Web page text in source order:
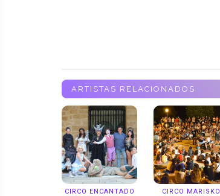
ARTISTAS RELACIONADOS
CIRCO ENCANTADO CIRCO MARISKO